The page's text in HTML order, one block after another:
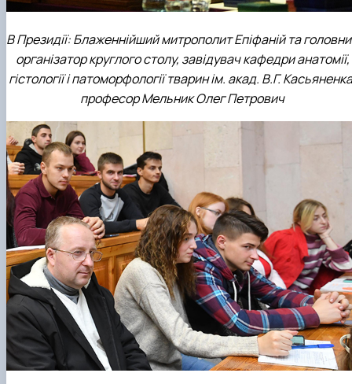
В Президії: Блаженнійший митрополит Епіфаній та
організатор круглого столу, завідувач кафедри анатомії,
гістології і патоморфології тварин ім. акад. В.Г.
професор Мельник Олег Петрович